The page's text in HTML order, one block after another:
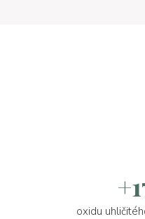
oxidu